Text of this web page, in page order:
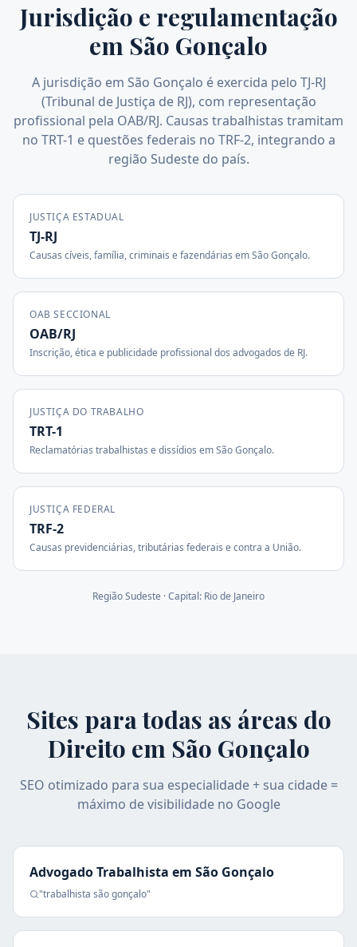
Jurisdição e regulamentação
em São Gonçalo
A jurisdição em São Gonçalo é exercida pelo TJ-RJ
(Tribunal de Justiça de RJ), com representação
profissional pela OAB/RJ. Causas trabalhistas tramitam
no TRT-1 e questões federais no TRF-2, integrando a
região Sudeste do país.
JUSTIÇA ESTADUAL
TJ-RJ
Causas cíveis, família, criminais e fazendárias emSão Gonçalo.
OAB SECCIONAL
OAB/RJ
Inscrição, ética e publicidade profissional dos advogados de RJ.
JUSTIÇA DO TRABALHO
TRT-1
Reclamatórias trabalhistas e dissídios emSão Gonçalo.
JUSTIÇA FEDERAL
TRF-2
Causas previdenciárias, tributárias federais e contra a União.
RegiãoSudeste · Capital: Rio de Janeiro
Sites para todas as áreas do
Direito em São Gonçalo
SEO otimizado para sua especialidade + sua cidade =
máximo de visibilidade no Google
Advogado Trabalhista em São Gonçalo
"trabalhista são gonçalo"